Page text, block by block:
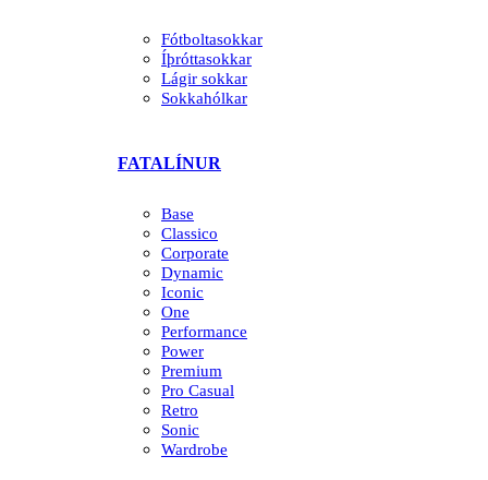
Fótboltasokkar
Íþróttasokkar
Lágir sokkar
Sokkahólkar
FATALÍNUR
Base
Classico
Corporate
Dynamic
Iconic
One
Performance
Power
Premium
Pro Casual
Retro
Sonic
Wardrobe